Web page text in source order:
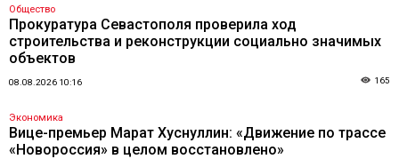
Общество
Прокуратура Севастополя проверила ход
строительства и реконструкции социально значимых
объектов
08.08.2026 10:16 165
Экономика
Вице-премьер Марат Хуснуллин: «Движение по трассе
«Новороссия» в целом восстановлено»